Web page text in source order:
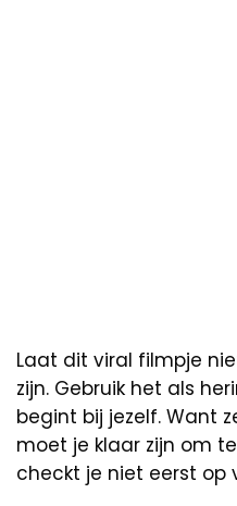
Laat dit viral filmpje
zijn. Gebruik het als
begint bij jezelf. Want
moet je klaar zijn om
checkt je niet eerst op